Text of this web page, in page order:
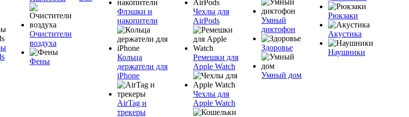
Очистители
воздуха
Фены
Флэшки и
накопители
Кольца
держатели для
iPhone
AirTag и
трекеры
Чехлы для
AirPods
Ремешки для
Apple Watch
Чехлы для
Apple Watch
Умный
диктофон
Здоровье
Умный дом
Рюкзаки
Акустика
Наушники